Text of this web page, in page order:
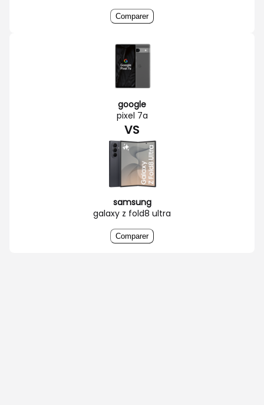
Comparer
google
pixel 7a
VS
samsung
galaxy z fold8 ultra
Comparer